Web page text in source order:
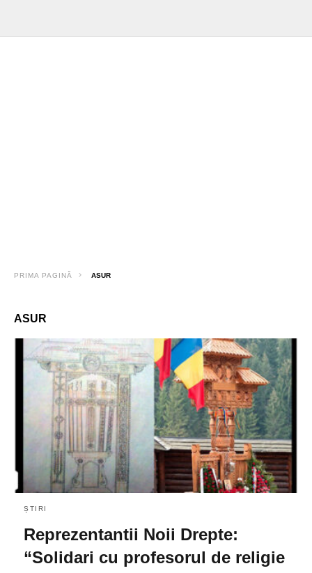
PRIMA PAGINĂ ASUR
ASUR
ȘTIRI
Reprezentantii Noii Drepte:
“Solidari cu profesorul de religie